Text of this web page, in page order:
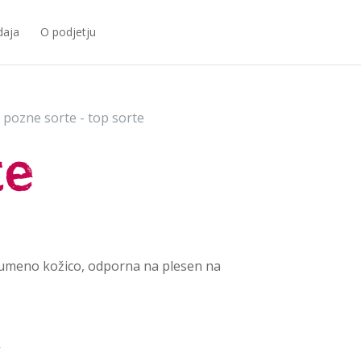
O podjetju
sorte - top sorte
kožico, odporna na plesen na